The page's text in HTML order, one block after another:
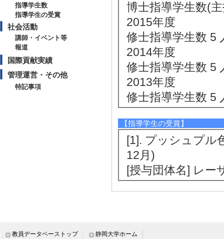
指導学生数
指導学生の受賞
社会活動
講師・イベント等
報道
国際貢献実績
管理運営・その他
特記事項
博士指導学生数(
2015年度
修士指導学生数 5
2014年度
修士指導学生数 5
2013年度
修士指導学生数 5
【指導学生の受賞】
[1]. プッシュプル
12月)
[授与団体名] レー
【講師・イベント等】
教員データベーストップ 静岡大学ホーム